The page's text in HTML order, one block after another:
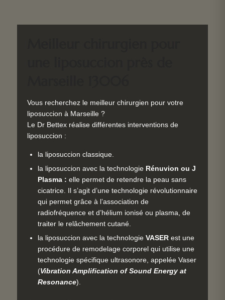
Vous recherchez le meilleur chirurgien pour votre
liposuccion à Marseille ?
Le Dr Bettex réalise différentes interventions de
liposuccion :
la liposuccion classique.
la liposuccion avec la technologie Rénuvion ou J
Plasma : elle permet de retendre la peau sans
cicatrice. Il s’agit d’une technologie révolutionnaire
qui permet grâce à l’association de
radiofréquence et d’hélium ionisé ou plasma, de
traiter le relâchement cutané.
la liposuccion avec la technologie VASER est une
procédure de remodelage corporel qui utilise une
technologie spécifique ultrasonore, appelée Vaser
(Vibration Amplification of Sound Energy at
Resonance).